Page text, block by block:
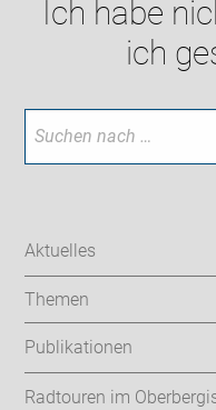
Ich habe
ich
Aktuelles
Themen
Publikationen
Radtouren im